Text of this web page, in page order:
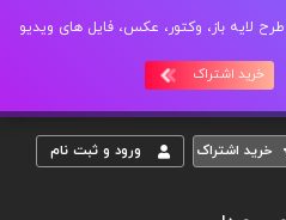
با خرید اشتراک ماهیانه تا 600 طرح لایه باز، وکتور، عکس، فایل های ویدیو
خرید اشتراک
خريد اشتراک ورود و ثبت نام